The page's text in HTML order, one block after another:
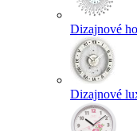
Dizajnové
Dizajnové